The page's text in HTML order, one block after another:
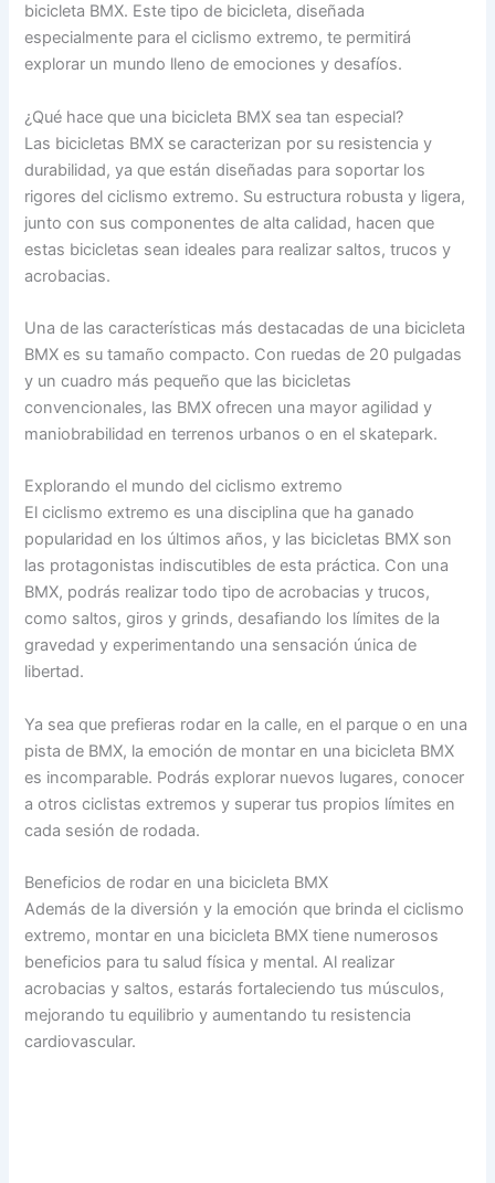
bicicleta BMX. Este tipo de bicicleta, diseñada
especialmente para el ciclismo extremo, te permitirá
explorar un mundo lleno de emociones y desafíos.
¿Qué hace que una bicicleta BMX sea tan especial?
Las bicicletas BMX se caracterizan por su resistencia y
durabilidad, ya que están diseñadas para soportar los
rigores del ciclismo extremo. Su estructura robusta y ligera,
junto con sus componentes de alta calidad, hacen que
estas bicicletas sean ideales para realizar saltos, trucos y
acrobacias.
Una de las características más destacadas de una bicicleta
BMX es su tamaño compacto. Con ruedas de 20 pulgadas
y un cuadro más pequeño que las bicicletas
convencionales, las BMX ofrecen una mayor agilidad y
maniobrabilidad en terrenos urbanos o en el skatepark.
Explorando el mundo del ciclismo extremo
El ciclismo extremo es una disciplina que ha ganado
popularidad en los últimos años, y las bicicletas BMX son
las protagonistas indiscutibles de esta práctica. Con una
BMX, podrás realizar todo tipo de acrobacias y trucos,
como saltos, giros y grinds, desafiando los límites de la
gravedad y experimentando una sensación única de
libertad.
Ya sea que prefieras rodar en la calle, en el parque o en una
pista de BMX, la emoción de montar en una bicicleta BMX
es incomparable. Podrás explorar nuevos lugares, conocer
a otros ciclistas extremos y superar tus propios límites en
cada sesión de rodada.
Beneficios de rodar en una bicicleta BMX
Además de la diversión y la emoción que brinda el ciclismo
extremo, montar en una bicicleta BMX tiene numerosos
beneficios para tu salud física y mental. Al realizar
acrobacias y saltos, estarás fortaleciendo tus músculos,
mejorando tu equilibrio y aumentando tu resistencia
cardiovascular.